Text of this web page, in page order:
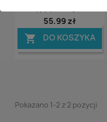
55,99 zł
 DO KOSZYKA
Pokazano 1-2 z 2 pozycji